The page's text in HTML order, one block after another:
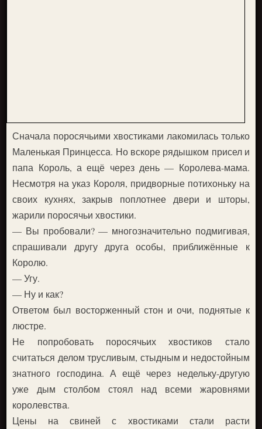
Сначала поросячьими хвостиками лакомилась только
Маленькая Принцесса. Но вскоре рядышком присел и
папа Король, а ещё через день — Королева-мама.
Несмотря на указ Короля, придворные потихоньку на
своих кухнях, закрыв поплотнее двери и шторы,
жарили поросячьи хвостики.
— Вы пробовали? — многозначительно подмигивая,
спрашивали другу друга особы, приближённые к
Королю.
— Угу.
— Ну и как?
Ответом был восторженный стон и очи, поднятые к
люстре.
Не попробовать поросячьих хвостиков стало
считаться делом трусливым, стыдным и недостойным
знатного господина. А ещё через недельку-другую
уже дым столбом стоял над всеми жаровнями
королевства.
Цены на свиней с хвостиками стали расти